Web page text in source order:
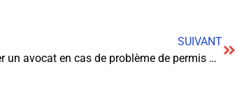
SUIVANT
Engager un avocat en cas de problème de permis de conduire